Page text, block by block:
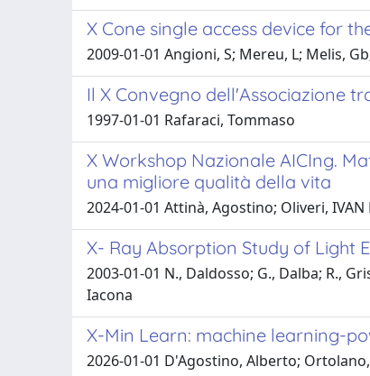
X Cone single access device for
2009-01-01 Angioni, S; Mereu, L; Melis,
Il X Convegno dell'Associazione
1997-01-01 Rafaraci, Tommaso
X Workshop Nazionale AICIng.
una migliore qualità della vita
2024-01-01 Attinà, Agostino; Oliveri, IVAN
X- Ray Absorption Study of Light
2003-01-01 N., Daldosso; G., Dalba; R.,
Iacona
X-Min Learn: machine learning-
2026-01-01 D'Agostino, Alberto;